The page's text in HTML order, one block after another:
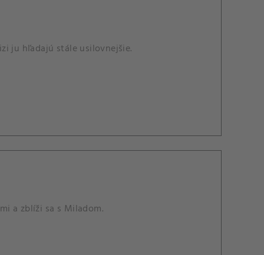
ju hľadajú stále usilovnejšie.
a zblíži sa s Miladom.